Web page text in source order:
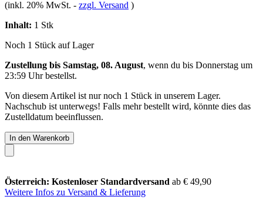
(inkl. 20% MwSt. - zzgl. Versand )
Inhalt: 1 Stk
Noch 1 Stück auf Lager
Zustellung bis Samstag, 08. August, wenn du bis Donnerstag um
23:59 Uhrbestellst.
Von diesem Artikel ist nur noch 1 Stück in unserem Lager.
Nachschub ist unterwegs! Falls mehr bestellt wird, könnte dies das
Zustelldatum beeinflussen.
In den Warenkorb
Österreich: Kostenloser Standardversand ab € 49,90
Weitere Infos zu Versand & Lieferung